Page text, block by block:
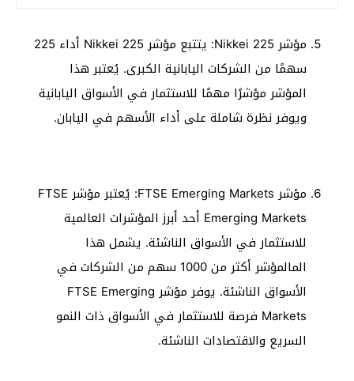
مؤشر Nikkei 225: يتتبع مؤشر Nikkei 225 أداء 225
سهمًا من الشركات اليابانية الكبرى. يُعتبر هذا
المؤشر مؤشرًا مهمًا للاستثمار في الأسواق اليابانية
ويوفر نظرة شاملة على أداء الأسهم في اليابان.
مؤشر FTSE Emerging Markets: يُعتبر مؤشر FTSE
Emerging Markets أحد أبرز المؤشرات العالمية
للاستثمار في الأسواق الناشئة. يشمل هذا
المالمؤشر أكثر من 1000 سهم من الشركات في
الأسواق الناشئة. يوفر مؤشر FTSE Emerging
Markets فرصة للاستثمار في الأسواق ذات النمو
السريع والاقتصادات الناشئة.